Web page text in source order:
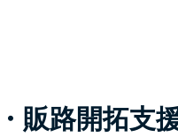
販路開拓支